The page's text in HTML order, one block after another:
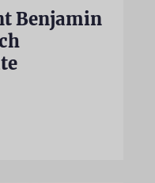
Benjamin